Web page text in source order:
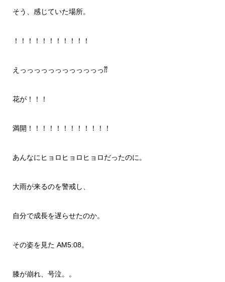
そう、感じていた場所。
！！！！！！！！！！！
えっっっっっっっっっっっっ⁇
花が！！！
満開！！！！！！！！！！！！
あんなにヒョロヒョロヒョロだったのに。
大雨が来るのを警戒し、
自分で成長を遅らせたのか。
その姿を見た AM5:08。
膝が崩れ、号泣。。